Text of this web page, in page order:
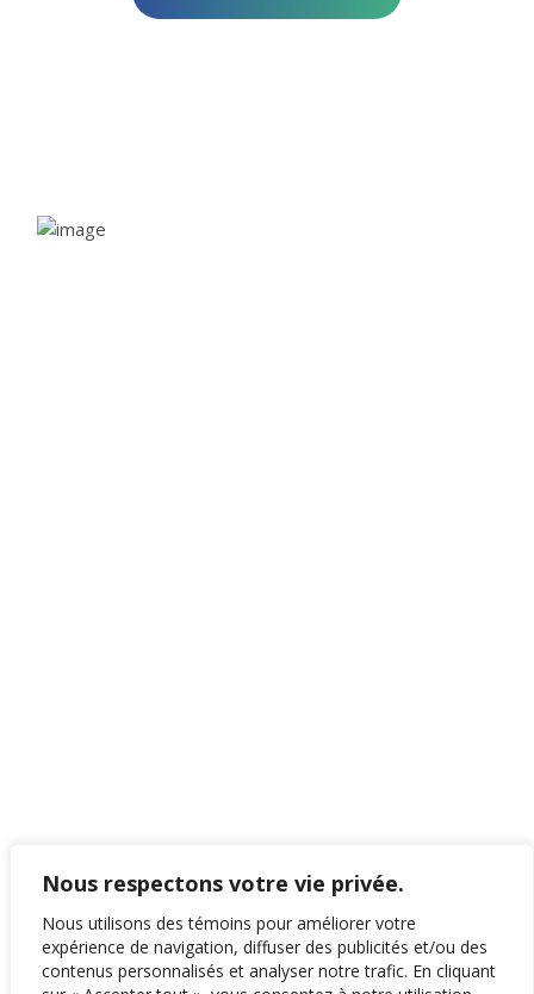
Nous respectons votre vie privée.
Nous utilisons des témoins pour améliorer votre
expérience de navigation, diffuser des publicités et/ou des
contenus personnalisés et analyser notre trafic. En cliquant